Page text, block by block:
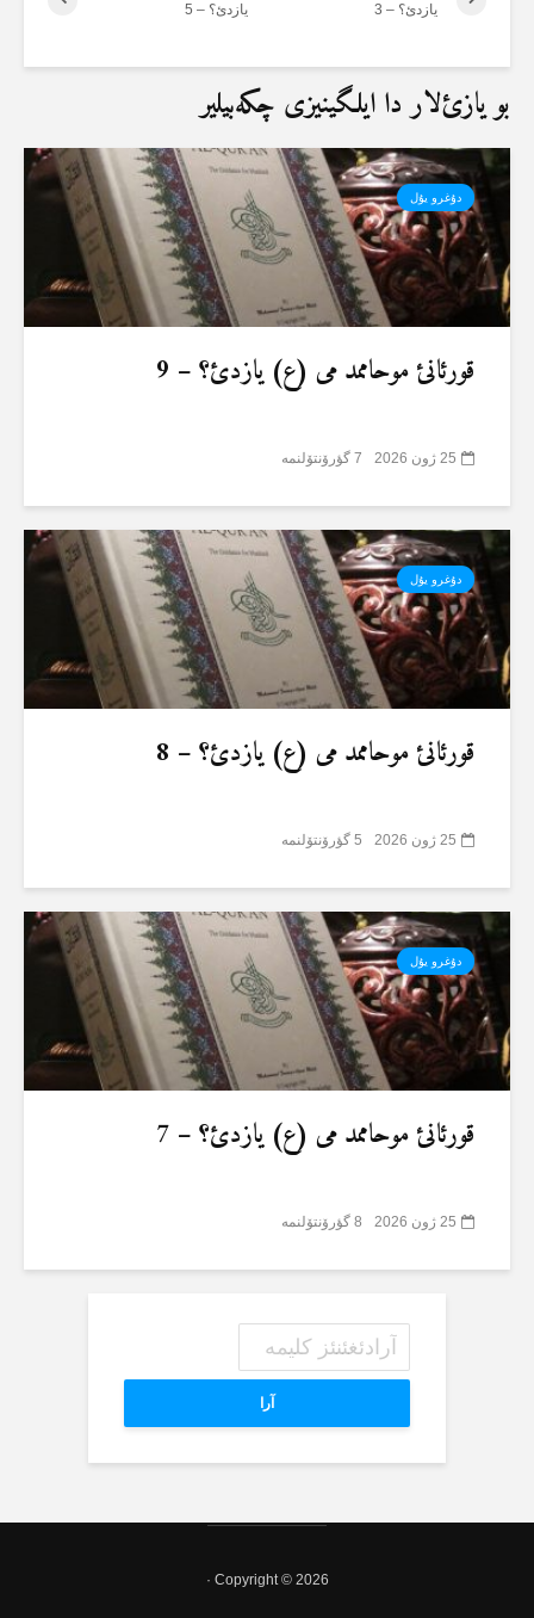
یازدئ؟ – 5
یازدئ؟ – 3
بو یازئ‌لار دا ایلگینیزی چکەبیلیر
دۇغرو یۇل
قورئانئ موحاممد می (ع) یازدئ؟ – 9
25 ژون 2026 7 گؤرۆنتۆلنمە
دۇغرو یۇل
قورئانئ موحاممد می (ع) یازدئ؟ – 8
25 ژون 2026 5 گؤرۆنتۆلنمە
دۇغرو یۇل
قورئانئ موحاممد می (ع) یازدئ؟ – 7
25 ژون 2026 8 گؤرۆنتۆلنمە
آرا
Copyright © 2026 ·